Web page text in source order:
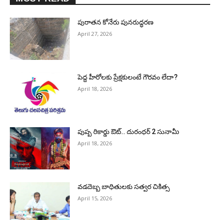
పురాత‌న కోనేరు పున‌రుద్ధ‌ర‌ణ
April 27, 2026
పెద్ద హీరోల‌కు ప్రేక్ష‌కులంటే గౌర‌వం లేదా?
April 18, 2026
పుష్ప రికార్డు ఔట్‌.. దురంధ‌ర్ 2 సునామీ
April 18, 2026
వడదెబ్బ బాధితులకు సత్వర చికిత్స
April 15, 2026